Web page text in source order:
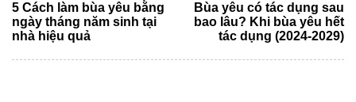
5 Cách làm bùa yêu bằng
ngày tháng năm sinh tại
nhà hiệu quả
Bùa yêu có tác dụng sau
bao lâu? Khi bùa yêu hết
tác dụng (2024-2029)